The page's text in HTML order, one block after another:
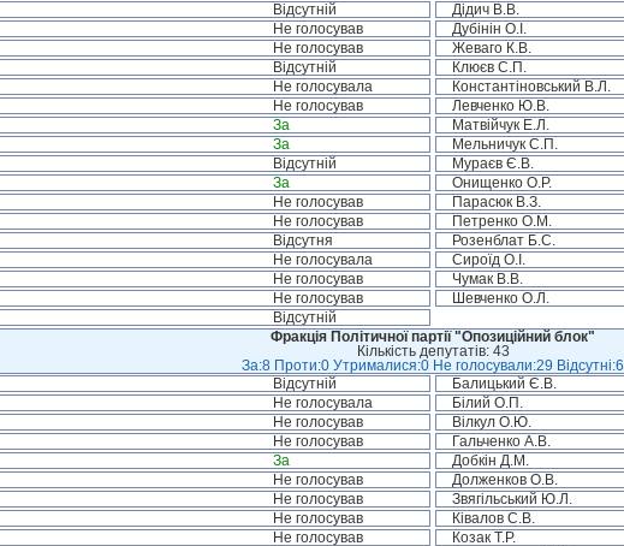
Відсутній Дідич В.В.
Не голосував Дубінін О.І.
Не голосував Жеваго К.В.
Відсутній Клюєв С.П.
Не голосувала Константіновський В.Л.
Не голосував Левченко Ю.В.
За Матвійчук Е.Л.
За Мельничук С.П.
Відсутній Мураєв Є.В.
За Онищенко О.Р.
Не голосував Парасюк В.З.
Не голосував Петренко О.М.
Відсутня Розенблат Б.С.
Не голосувала Сироїд О.І.
Не голосував Чумак В.В.
Не голосував Шевченко О.Л.
Відсутній
Фракція Політичної партії "Опозиційний блок"
Кількість депутатів: 43
За:8 Проти:0 Утрималися:0 Не голосували:29 Відсутні:6
Відсутній Балицький Є.В.
Не голосувала Білий О.П.
Не голосував Вілкул О.Ю.
Не голосував Гальченко А.В.
За Добкін Д.М.
Не голосував Долженков О.В.
Не голосував Звягільський Ю.Л.
Не голосував Ківалов С.В.
Не голосував Козак Т.Р.